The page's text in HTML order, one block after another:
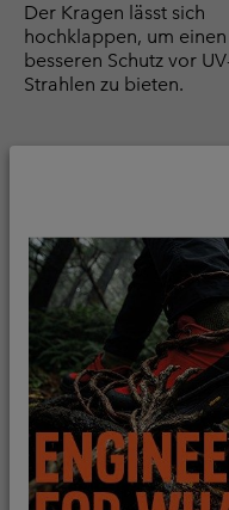
Der Kragen lässt sich
hochklappen, um einen
besseren Schutz vor
Strahlen zu bieten.
Praktische Taschen
Brusttaschen mit